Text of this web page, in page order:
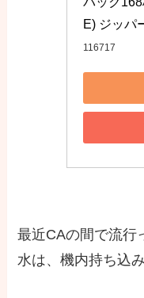
E) ジッパ
116717
最近CAの間で流行
水は、機内持ち込